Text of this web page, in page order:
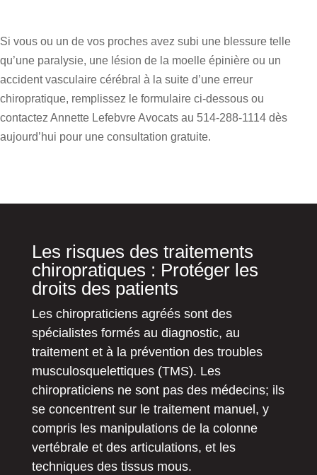
Si vous ou un de vos proches avez subi une blessure telle
qu’une paralysie, une lésion de la moelle épinière ou un
accident vasculaire cérébral à la suite d’une erreur
chiropratique, remplissez le formulaire ci-dessous ou
contactez Annette Lefebvre Avocats au 514-288-1114 dès
aujourd’hui pour une consultation gratuite.
Les risques des traitements
chiropratiques : Protéger les
droits des patients
Les chiropraticiens agréés sont des
spécialistes formés au diagnostic, au
traitement et à la prévention des troubles
musculosquelettiques (TMS). Les
chiropraticiens ne sont pas des médecins; ils
se concentrent sur le traitement manuel, y
compris les manipulations de la colonne
vertébrale et des articulations, et les
techniques des tissus mous.